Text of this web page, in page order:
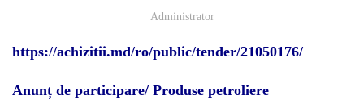
Administrator
https://achizitii.md/ro/public/tender/21050176/
Anunț de participare/ Produse petroliere